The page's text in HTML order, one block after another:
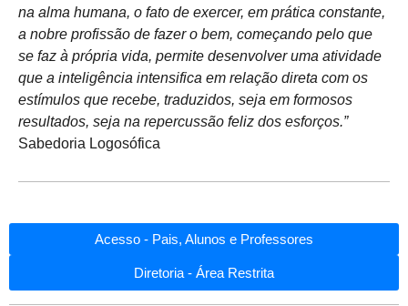
na alma humana, o fato de exercer, em prática constante,
a nobre profissão de fazer o bem, começando pelo que
se faz à própria vida, permite desenvolver uma atividade
que a inteligência intensifica em relação direta com os
estímulos que recebe, traduzidos, seja em formosos
resultados, seja na repercussão feliz dos esforços.”
Sabedoria Logosófica
Acesso - Pais, Alunos e Professores
Diretoria - Área Restrita